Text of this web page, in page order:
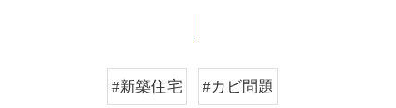
#新築住宅 #カビ問題